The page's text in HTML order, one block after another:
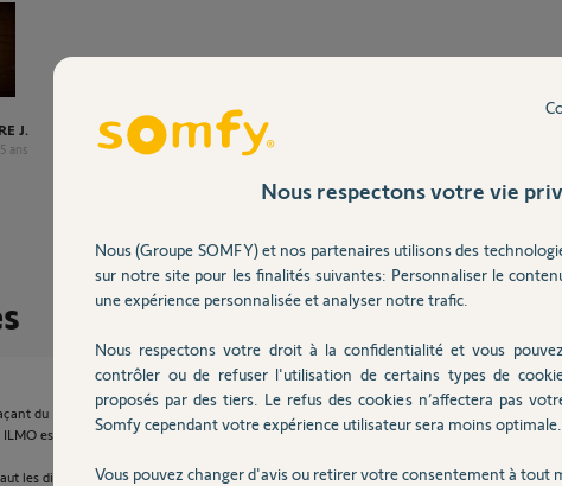
J.
ans
Participer au fil de discussion
du IPSO.
est en automatique uniquement. Nécessite des butées et
les dimensions du tablier ainsi que la matière dont il est composé.
Nous respectons votre vie
Nous (Groupe SOMFY) et nos partenaires utilisons des
sur notre site pour les finalités suivantes: Personnaliser le
une expérience personnalisée et analyser notre trafic.
Nous respectons votre droit à la confidentialité et vous
contrôler ou de refuser l'utilisation de certains types de
proposés par des tiers. Le refus des cookies n’affectera pas
Somfy cependant votre expérience utilisateur sera moins optimale.
Vous pouvez changer d'avis ou retirer votre consentement à tout